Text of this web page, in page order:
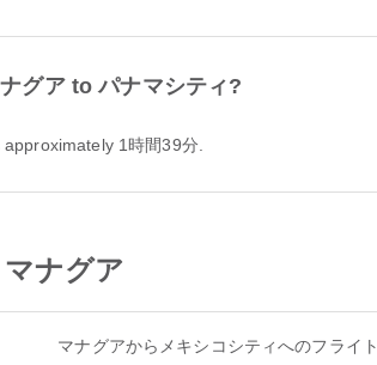
グア to パナマシティ?
1時間39分.
ナグア
マナグアからメキシコシティへのフライト